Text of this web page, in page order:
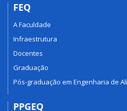
FEQ
A Faculdade
Infraestrutura
Docentes
Graduação
Pós-graduação em Engenharia de
PPGEQ